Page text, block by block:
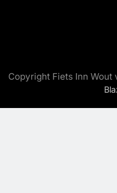
Copyright Fiets Inn Wout